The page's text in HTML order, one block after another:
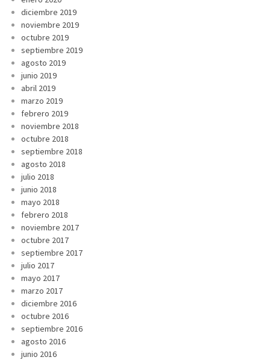
diciembre 2019
noviembre 2019
octubre 2019
septiembre 2019
agosto 2019
junio 2019
abril 2019
marzo 2019
febrero 2019
noviembre 2018
octubre 2018
septiembre 2018
agosto 2018
julio 2018
junio 2018
mayo 2018
febrero 2018
noviembre 2017
octubre 2017
septiembre 2017
julio 2017
mayo 2017
marzo 2017
diciembre 2016
octubre 2016
septiembre 2016
agosto 2016
junio 2016